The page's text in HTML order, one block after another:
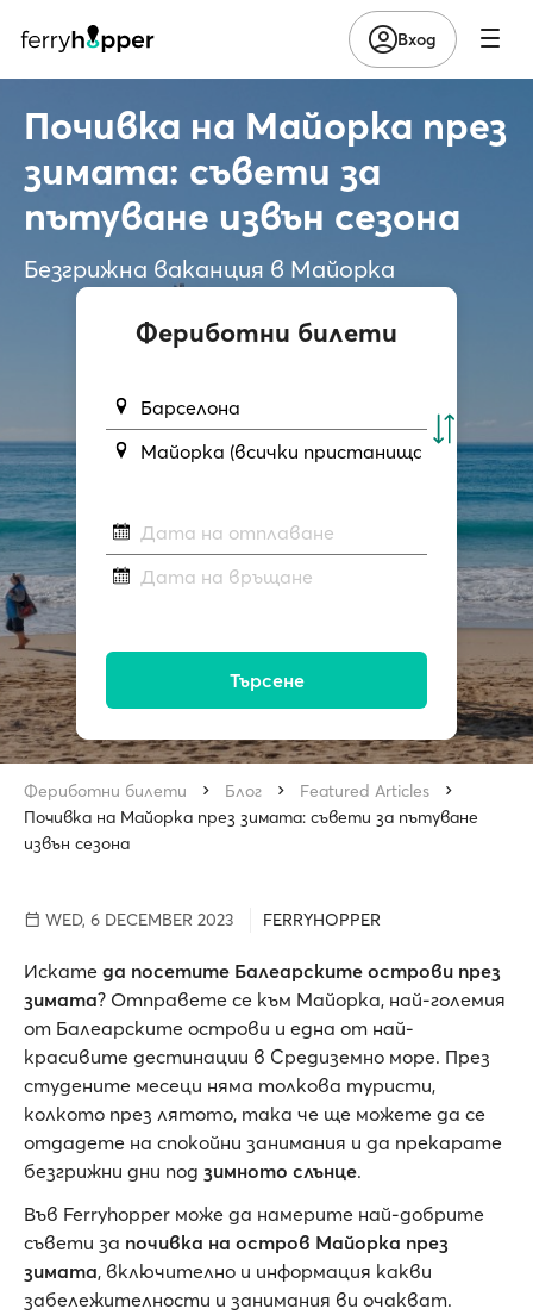
Вход
Почивка на Майорка през
зимата: съвети за
пътуване извън сезона
Безгрижна ваканция в Майорка
Фериботни билети
Барселона
Майорка (всички пристанища)
Дата на отплаване
Дата на връщане
Търсене
Фериботни билети Блог
Featured Articles
Почивка на Майорка през зимата: съвети за пътуване
извън сезона
WED, 6 DECEMBER 2023 FERRYHOPPER
Искате да посетите Балеарските острови през
зимата? Отправете се към Майорка, най-големия
от Балеарските острови и една от най-
красивите дестинации в Средиземно море. През
студените месеци няма толкова туристи,
колкото през лятото, така че ще можете да се
отдадете на спокойни занимания и да прекарате
безгрижни дни под зимното слънце.
Във Ferryhopper може да намерите най-добрите
съвети за почивка на остров Майорка през
зимата, включително и информация какви
забележителности и занимания ви очакват.